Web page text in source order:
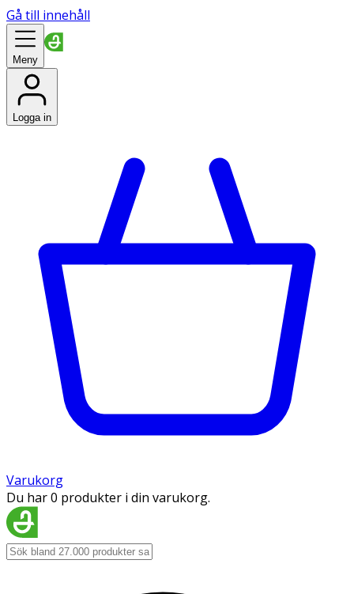
Gå till innehåll
Meny
Logga in
Varukorg
Du har 0 produkter i din varukorg.